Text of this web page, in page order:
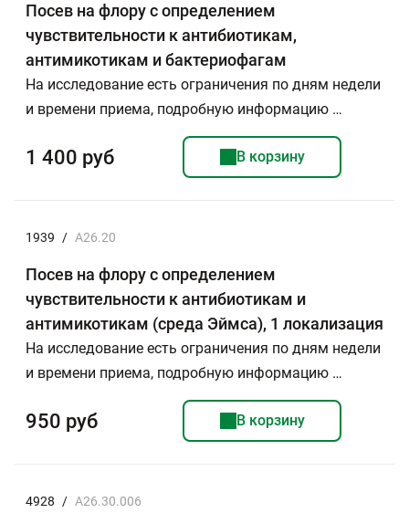
Посев на флору с определением
чувствительности к антибиотикам,
антимикотикам и бактериофагам
На исследование есть ограничения по дням недели
и времени приема, подробную информацию …
1 400 руб В корзину
1939 / А26.20
Посев на флору с определением
чувствительности к антибиотикам и
антимикотикам (среда Эймса), 1 локализация
На исследование есть ограничения по дням недели
и времени приема, подробную информацию …
950 руб В корзину
4928 / A26.30.006